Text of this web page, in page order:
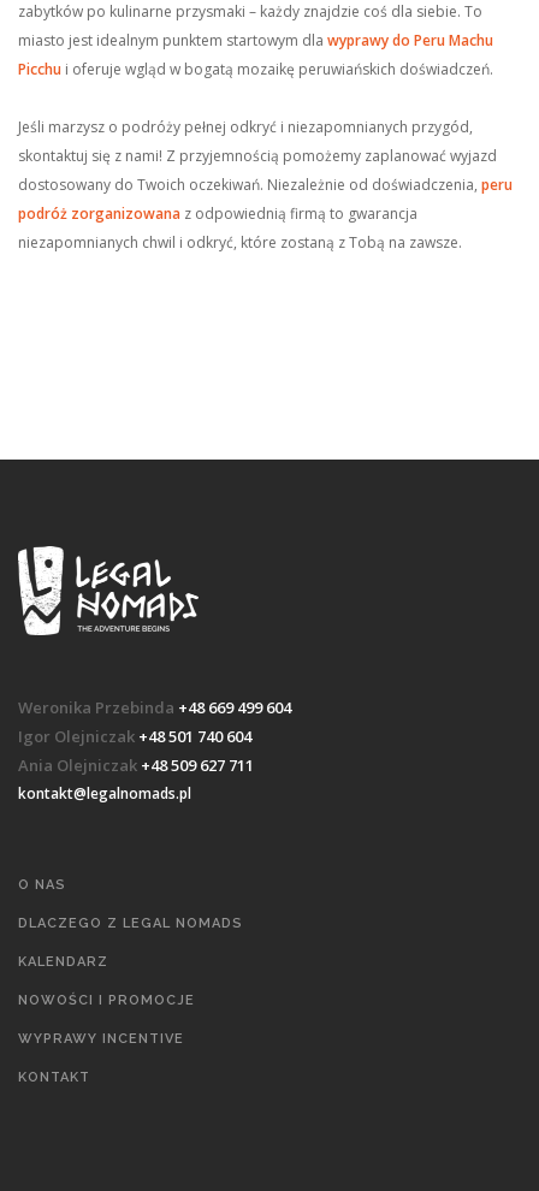
zabytków po kulinarne przysmaki – każdy znajdzie coś dla siebie. To
miasto jest idealnym punktem startowym dla wyprawy do Peru Machu
Picchu i oferuje wgląd w bogatą mozaikę peruwiańskich doświadczeń.
Jeśli marzysz o podróży pełnej odkryć i niezapomnianych przygód,
skontaktuj się z nami! Z przyjemnością pomożemy zaplanować wyjazd
dostosowany do Twoich oczekiwań. Niezależnie od doświadczenia, peru
podróż zorganizowana z odpowiednią firmą to gwarancja
niezapomnianych chwil i odkryć, które zostaną z Tobą na zawsze.
Weronika Przebinda +48 669 499 604
Igor Olejniczak +48 501 740 604
Ania Olejniczak +48 509 627 711
kontakt@legalnomads.pl
O NAS
DLACZEGO Z LEGAL NOMADS
KALENDARZ
NOWOŚCI I PROMOCJE
WYPRAWY INCENTIVE
KONTAKT